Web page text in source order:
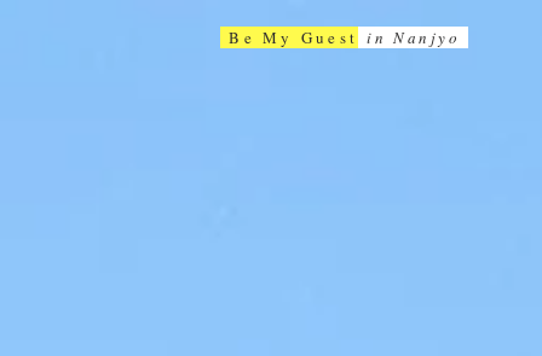
Be My Guest in Nanjyo